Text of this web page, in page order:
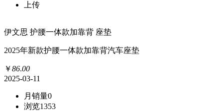
上传
伊文思 护腰一体款加靠背 座垫
2025年新款护腰一体款加靠背汽车座垫
￥86.00
2025-03-11
月销量0
浏览1353